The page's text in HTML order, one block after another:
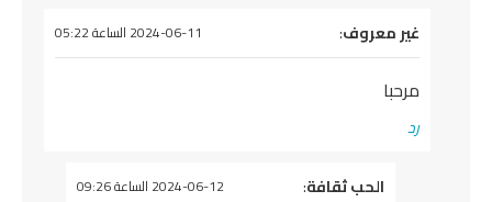
يقول
غير معروف: 2024-06-11 الساعة 05:22
مرحبا
رد
يقول
الحب ثقافة: 2024-06-12 الساعة 09:26